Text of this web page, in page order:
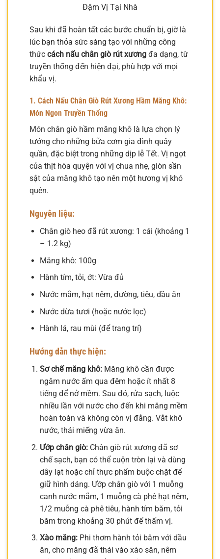
Đậm Vị Tại Nhà
Sau khi đã hoàn tất các bước chuẩn bị, giờ là
lúc bạn thỏa sức sáng tạo với những công
thức cách nấu chân giò rút xương đa dạng, từ
truyền thống đến hiện đại, phù hợp với mọi
khẩu vị.
1. Cách Nấu Chân Giò Rút Xương Hầm Măng Khô:
Món Ngon Truyền Thống
Món chân giò hầm măng khô là lựa chọn lý
tưởng cho những bữa cơm gia đình quây
quần, đặc biệt trong những dịp lễ Tết. Vị ngọt
của thịt hòa quyện với vị chua nhẹ, giòn sần
sật của măng khô tạo nên một hương vị khó
quên.
Nguyên liệu:
Chân giò heo đã rút xương: 1 cái (khoảng 1
– 1.2 kg)
Măng khô: 100g
Hành tím, tỏi, ớt: Vừa đủ
Nước mắm, hạt nêm, đường, tiêu, dầu ăn
Nước dừa tươi (hoặc nước lọc)
Hành lá, rau mùi (để trang trí)
Hướng dẫn thực hiện:
Sơ chế măng khô:Măng khô cần được
ngâm nước ấm qua đêm hoặc ít nhất 8
tiếng để nở mềm. Sau đó, rửa sạch, luộc
nhiều lần với nước cho đến khi măng mềm
hoàn toàn và không còn vị đắng. Vắt khô
nước, thái miếng vừa ăn.
Ướp chân giò:Chân giò rút xương đã sơ
chế sạch, bạn có thể cuộn tròn lại và dùng
dây lạt hoặc chỉ thực phẩm buộc chặt để
giữ hình dáng. Ướp chân giò với 1 muỗng
canh nước mắm, 1 muỗng cà phê hạt nêm,
1/2 muỗng cà phê tiêu, hành tím băm, tỏi
băm trong khoảng 30 phút để thấm vị.
Xào măng:Phi thơm hành tỏi băm với dầu
ăn, cho măng đã thái vào xào săn, nêm